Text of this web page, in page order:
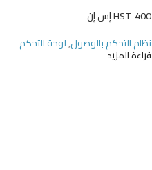
HST-400 إس إن
نظام التحكم بالوصول,لوحة التحكم
قراءة المزيد